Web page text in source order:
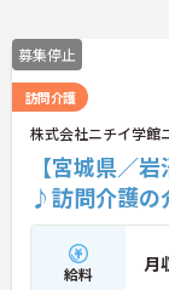
募集停止
訪問介護
株式会社ニチイ学館
【宮城県／
♪訪問介護の
給料 月